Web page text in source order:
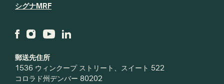
郵送先住所
1536 ウィンクープ ストリート、スイート 522
コロラド州デンバー 80202
シグナMRF